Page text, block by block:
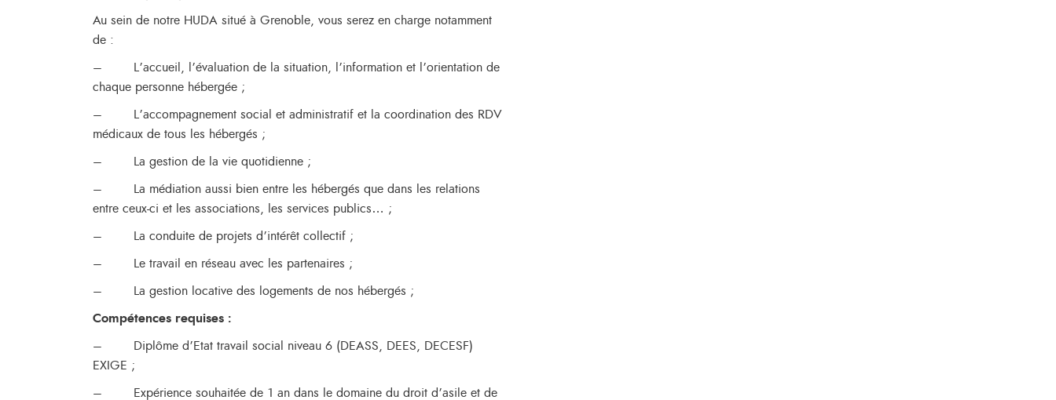
Au sein de notre HUDA situé à Grenoble, vous serez en charge notamment
de :
– L’accueil, l’évaluation de la situation, l’information et l’orientation de
chaque personne hébergée ;
– L’accompagnement social et administratif et la coordination des RDV
médicaux de tous les hébergés ;
– La gestion de la vie quotidienne ;
– La médiation aussi bien entre les hébergés que dans les relations
entre ceux-ci et les associations, les services publics… ;
– La conduite de projets d’intérêt collectif ;
– Le travail en réseau avec les partenaires ;
– La gestion locative des logements de nos hébergés ;
Compétences requises :
– Diplôme d’Etat travail social niveau 6 (DEASS, DEES, DECESF)
EXIGE ;
– Expérience souhaitée de 1 an dans le domaine du droit d’asile et de